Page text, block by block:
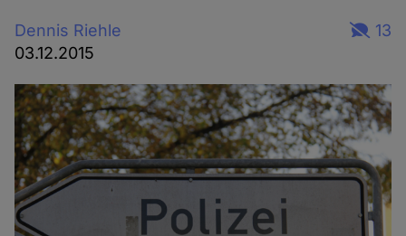
Dennis Riehle
03.12.2015
13